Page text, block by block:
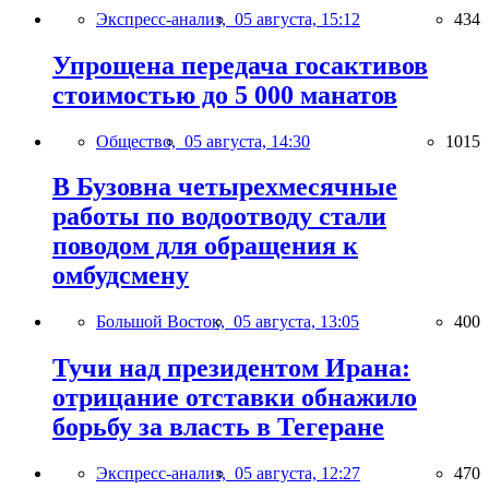
Экспресс-анализ, 05 августа, 15:12 434
Упрощена передача госактивов
стоимостью до 5 000 манатов
Общество, 05 августа, 14:30 1015
В Бузовна четырехмесячные
работы по водоотводу стали
поводом для обращения к
омбудсмену
Большой Восток, 05 августа, 13:05 400
Тучи над президентом Ирана:
отрицание отставки обнажило
борьбу за власть в Тегеране
Экспресс-анализ, 05 августа, 12:27 470